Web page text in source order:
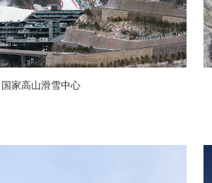
国家高山滑雪中心